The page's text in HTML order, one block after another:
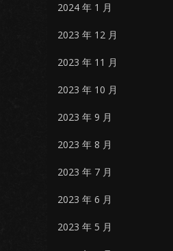
2024 年 1 月
2023 年 12 月
2023 年 11 月
2023 年 10 月
2023 年 9 月
2023 年 8 月
2023 年 7 月
2023 年 6 月
2023 年 5 月